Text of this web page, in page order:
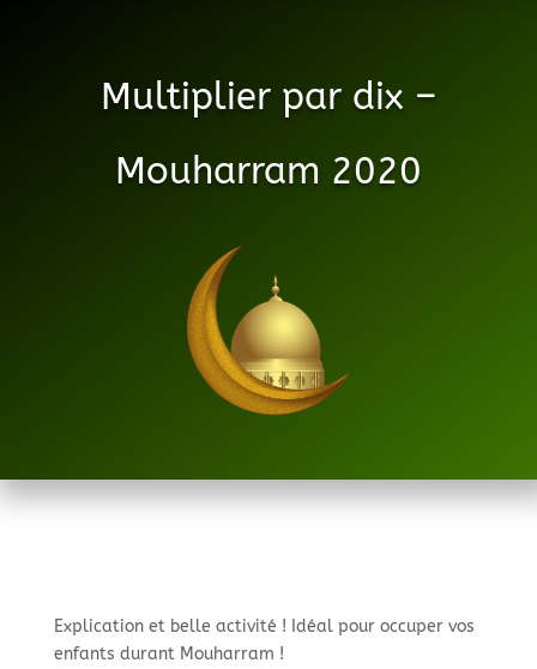
Multiplier par dix –
Mouharram 2020
Explication et belle activité ! Idéal pour occuper vos
enfants durant Mouharram !